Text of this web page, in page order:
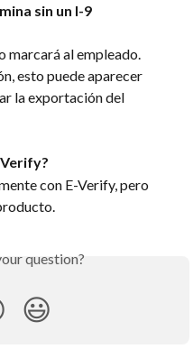
sin un I-9
marcará al empleado.
esto puede aparecer
la exportación del
con E-Verify, pero
question?
😃